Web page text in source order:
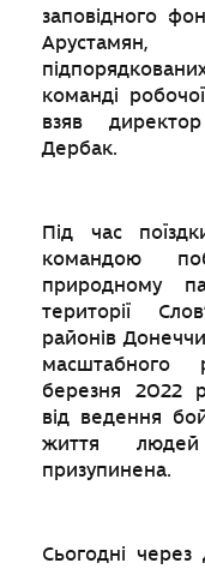
заповідного
команді
взяв
Дербак.
Під час
командою
природному
території
районів
масштабного
березня 2022
від ведення
життя
призупинена.
Сьогодні через